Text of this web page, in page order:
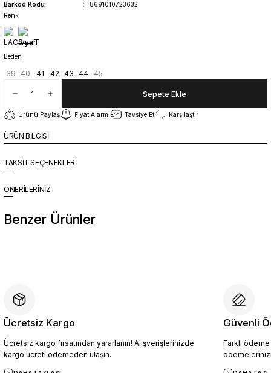
Barkod Kodu
8691010723632
Renk
Beden
39 40 41 42 43 44 45
Sepete Ekle
Ürünü Paylaş Fiyat Alarmı Tavsiye Et Karşılaştır
ÜRÜN BİLGİSİ
TAKSİT SEÇENEKLERİ
ÖNERİLERİNİZ
Benzer Ürünler
4.409,10 TL
4.899,00 TL
Sepete Ekle
Ücretsiz Kargo
Ücretsiz kargo fırsatından yararlanın! Alışverişlerinizde
kargo ücreti ödemeden ulaşın.
Güvenli
Farklı